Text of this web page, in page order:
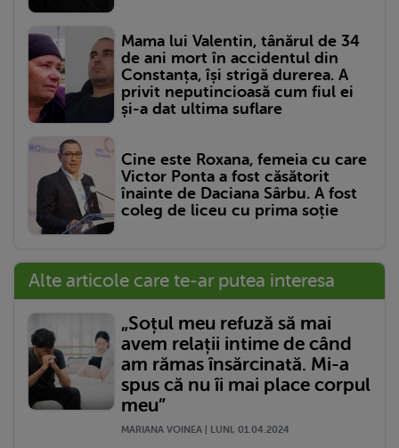
Mama lui Valentin, tânărul de 34
de ani mort în accidentul din
Constanța, își strigă durerea. A
privit neputincioasă cum fiul ei
și-a dat ultima suflare
Cine este Roxana, femeia cu care
Victor Ponta a fost căsătorit
înainte de Daciana Sârbu. A fost
coleg de liceu cu prima soție
Alte articole care te-ar putea interesa
„Soțul meu refuză să mai
avem relații intime de când
am rămas însărcinată. Mi-a
spus că nu îi mai place corpul
meu”
MARIANA VOINEA | LUNI, 01.04.2024